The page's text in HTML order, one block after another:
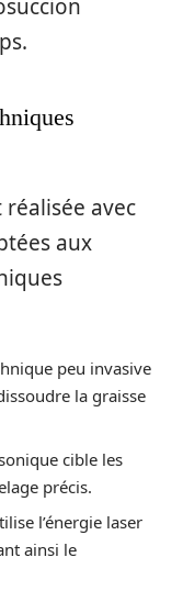
avec
aux
peu invasive
la graisse
cible les
précis.
l’énergie laser
ainsi le